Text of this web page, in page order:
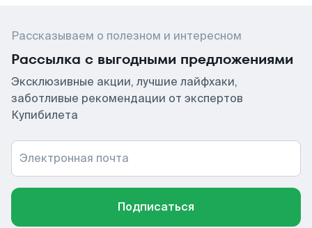
Рассказываем о полезном и интересном
Рассылка с выгодными предложениями
Эксклюзивные акции, лучшие лайфхаки,
заботливые рекомендации от экспертов
Купибилета
Электронная почта
Подписаться